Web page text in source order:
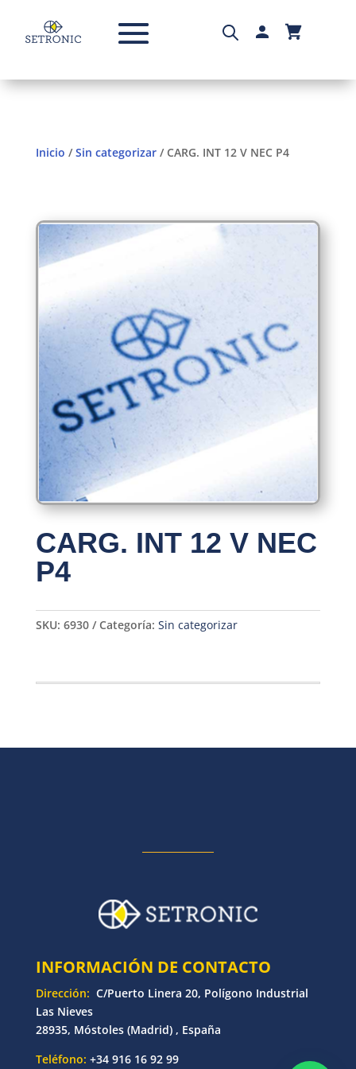
Inicio /Sin categorizar/ CARG. INT 12 V NEC P4
CARG. INT 12 V NEC
P4
SKU: 6930 Categoría: Sin categorizar
INFORMACIÓN DE CONTACTO
Dirección: C/Puerto Linera 20, Polígono Industrial
Las Nieves
28935, Móstoles (Madrid) , España
Teléfono: +34 916 16 92 99